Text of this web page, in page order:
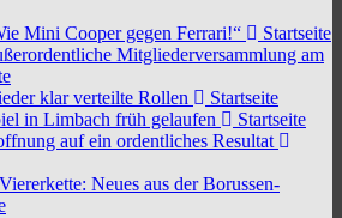
Mini Cooper gegen Ferrari!“
Startseite
Mitgliederversammlung am
klar verteilte Rollen
Startseite
in Limbach früh gelaufen
Startseite
auf ein ordentliches Resultat
Viererkette: Neues aus der Borussen-